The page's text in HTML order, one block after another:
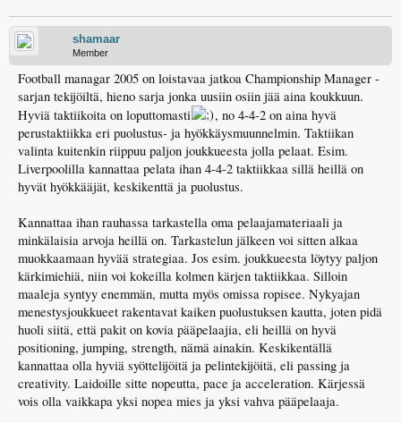
shamaar
Member
Football managar 2005 on loistavaa jatkoa Championship Manager -
sarjan tekijöiltä, hieno sarja jonka uusiin osiin jää aina koukkuun.
Hyviä taktiikoita on loputtomasti
, no 4-4-2 on aina hyvä
perustaktiikka eri puolustus- ja hyökkäysmuunnelmin. Taktiikan
valinta kuitenkin riippuu paljon joukkueesta jolla pelaat. Esim.
Liverpoolilla kannattaa pelata ihan 4-4-2 taktiikkaa sillä heillä on
hyvät hyökkääjät, keskikenttä ja puolustus.
Kannattaa ihan rauhassa tarkastella oma pelaajamateriaali ja
minkälaisia arvoja heillä on. Tarkastelun jälkeen voi sitten alkaa
muokkaamaan hyvää strategiaa. Jos esim. joukkueesta löytyy paljon
kärkimiehiä, niin voi kokeilla kolmen kärjen taktiikkaa. Silloin
maaleja syntyy enemmän, mutta myös omissa ropisee. Nykyajan
menestysjoukkueet rakentavat kaiken puolustuksen kautta, joten pidä
huoli siitä, että pakit on kovia pääpelaajia, eli heillä on hyvä
positioning, jumping, strength, nämä ainakin. Keskikentällä
kannattaa olla hyviä syöttelijöitä ja pelintekijöitä, eli passing ja
creativity. Laidoille sitte nopeutta, pace ja acceleration. Kärjessä
vois olla vaikkapa yksi nopea mies ja yksi vahva pääpelaaja.